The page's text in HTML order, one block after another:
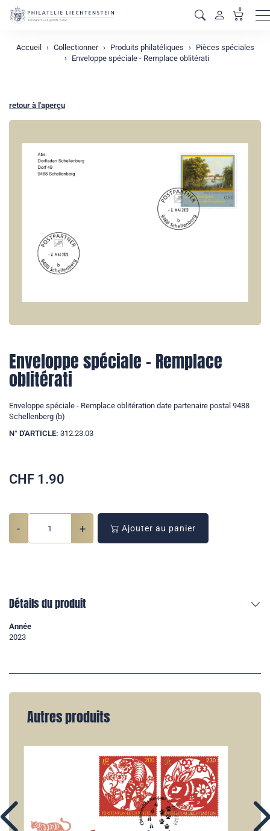
0
Accueil Collectionner Produits philatéliques
Pièces spéciales
Enveloppe spéciale - Remplace oblitérati
retour à l'aperçu
Enveloppe spéciale - Remplace
oblitérati
Enveloppe spéciale - Remplace oblitération date partenaire postal 9488
Schellenberg (b)
N° D'ARTICLE: 312.23.03
CHF 1.90
- + Ajouter au panier
Détails du produit
Année
2023
Autres produits